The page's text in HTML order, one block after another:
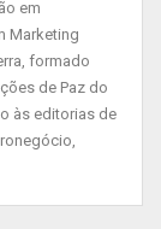
firme e
para
em
Marketing
formado
de Paz do
às editorias de